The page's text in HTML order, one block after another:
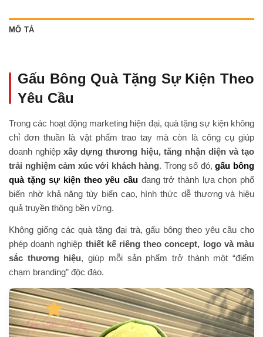
MÔ TẢ
Gấu Bông Quà Tặng Sự Kiện Theo
Yêu Cầu
Trong các hoạt động marketing hiện đại, quà tặng sự kiện không
chỉ đơn thuần là vật phẩm trao tay mà còn là công cụ giúp
doanh nghiệpxây dựng thương hiệu, tăng nhận diện và tạo
trải nghiệm cảm xúc với khách hàng. Trong số đó,gấu bông
quà tặng sự kiện theo yêu cầu đang trở thành lựa chọn phổ
biến nhờ khả năng tùy biến cao, hình thức dễ thương và hiệu
quả truyền thông bền vững.
Không giống các quà tặng đại trà, gấu bông theo yêu cầu cho
phép doanh nghiệp thiết kế riêng theo concept, logo và màu
sắc thương hiệu, giúp mỗi sản phẩm trở thành một “điểm
chạm branding” độc đáo.